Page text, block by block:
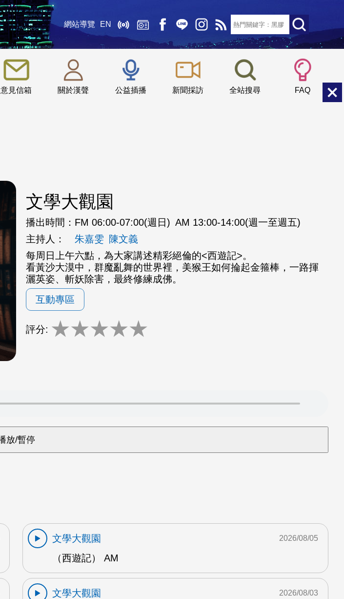
網站導覽 EN
意見信箱 關於漢聲 公益插播 新聞採訪 全站搜尋 FAQ
::: 小 中
文學大觀園
播出時間： FM 06:00-07:00(週日) AM 13:00-14:00(週一至週五)
主持人：
朱嘉雯 陳文義
每周日上午六點，為大家講述精彩絕倫的<西遊記>。
看黃沙大漠中，群魔亂舞的世界裡，美猴王如何掄起金箍棒，一路揮
灑英姿、斬妖除害，最終修練成佛。
互動專區
評分: ★★★★★
文學大觀園
（西遊記） AM
2026/08/05
文學大觀園
2026/08/03